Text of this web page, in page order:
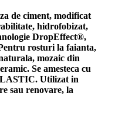
de ciment, modificat
hidrofobizat,
DropEffect®,
rosturi la faianta,
mozaic din
Se amesteca cu
Utilizat in
sau renovare, la